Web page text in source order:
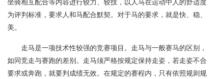
坐骑相互配合等内容进行较力、较技，以人马在运动中人的舒适度
为评判标准，要求人和马配合默契。对于马的要求，就是快、稳、
美。
走马是一项技术性较强的竞赛项目。走马与一般赛马的区别，
如同竞走与赛跑的差别。走马须严格按规定保持走姿，若走姿不合
要求或奔跑，就要判成绩无效。在规定的赛程内，只有依照规则规